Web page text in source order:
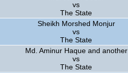
vs
The State
Sheikh Morshed Monjur
vs
The State
Md. Aminur Haque and another
vs
The State